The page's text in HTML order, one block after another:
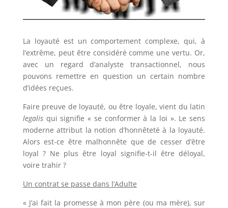
La loyauté est un comportement complexe, qui, à
l’extrême, peut être considéré comme une vertu. Or,
avec un regard d’analyste transactionnel, nous
pouvons remettre en question un certain nombre
d’idées reçues.
Faire preuve de loyauté, ou être loyale, vient du latin
legalisqui signifie « se conformer à la loi ». Le sens
moderne attribut la notion d’honnêteté à la loyauté.
Alors est-ce être malhonnête que de cesser d’être
loyal ? Ne plus être loyal signifie-t-il être déloyal,
voire trahir ?
Un contrat se passe dans l’Adulte
« J’ai fait la promesse à mon père (ou ma mère), sur